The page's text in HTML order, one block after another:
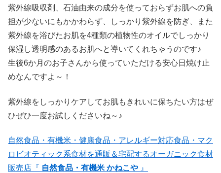
紫外線吸収剤、石油由来の成分を使っておらずお肌への負
担が少ないにもかかわらず、しっかり紫外線を防ぎ、また
紫外線を浴びたお肌を4種類の植物性のオイルでしっかり
保湿し透明感のあるお肌へと導いてくれちゃうのです♪
生後6か月のお子さんから使っていただける安心日焼け止
めなんですよ～！
紫外線をしっかりケアしてお肌もきれいに保ちたい方はぜ
ひぜひ一度お試しくださいね～♪
自然食品・有機米・健康食品・アレルギー対応食品・マク
ロビオティック系食材を通販＆宅配するオーガニック食材
販売店『 自然食品・有機米 かねこや 』